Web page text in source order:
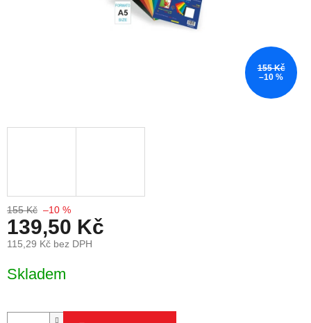
155 Kč
–10 %
155 Kč –10 %
139,50 Kč
115,29 Kč bez DPH
Skladem